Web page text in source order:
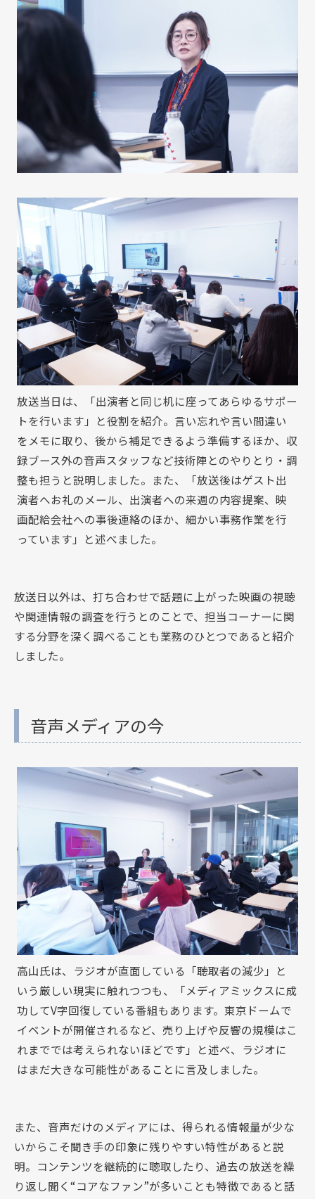
放送当日は、「出演者と同じ机に座ってあらゆるサポー
トを行います」と役割を紹介。言い忘れや言い間違い
をメモに取り、後から補足できるよう準備するほか、収
録ブース外の音声スタッフなど技術陣とのやりとり・調
整も担うと説明しました。また、「放送後はゲスト出
演者へお礼のメール、出演者への来週の内容提案、映
画配給会社への事後連絡のほか、細かい事務作業を行
っています」と述べました。
放送日以外は、打ち合わせで話題に上がった映画の視聴
や関連情報の調査を行うとのことで、担当コーナーに関
する分野を深く調べることも業務のひとつであると紹介
しました。
音声メディアの今
高山氏は、ラジオが直面している「聴取者の減少」と
いう厳しい現実に触れつつも、「メディアミックスに成
功してV字回復している番組もあります。東京ドームで
イベントが開催されるなど、売り上げや反響の規模はこ
れまででは考えられないほどです」と述べ、ラジオに
はまだ大きな可能性があることに言及しました。
また、音声だけのメディアには、得られる情報量が少な
いからこそ聞き手の印象に残りやすい特性があると説
明。コンテンツを継続的に聴取したり、過去の放送を繰
り返し聞く“コアなファン”が多いことも特徴であると話